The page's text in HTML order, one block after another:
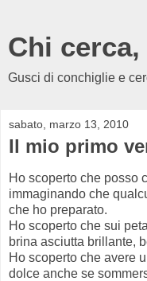
Chi
Gusci di conchiglie e
sabato, marzo 13, 2010
Il mio primo
Ho scoperto che posso
immaginando che
che ho preparato.
Ho scoperto che sui
brina asciutta brillante,
Ho scoperto che avere
dolce anche se